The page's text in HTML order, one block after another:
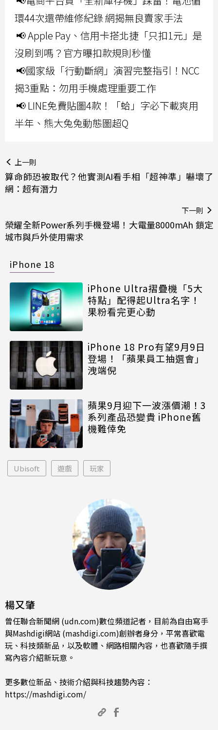
環44次還帶維修紀錄 網揭無良賣家手法
📢 Apple Pay、信用卡搭北捷「只扣1元」是
沒刷到嗎？官方曝扣款規則秒懂
📢國家級「行動斷網」演習完整指引！NCC
揭3重點：勿用手機處理重要工作
📢 LINE免費貼圖4款！「蛤」字必下載爽用
半年、熊大兔兔動態圖超Q
上一則
算命師恐被取代？他實測AI看手相「超神準」嚇壞了
網：超有潛力
下一則
榮耀全新Power系列手機登場！大電量8000mAh 鎖定
城市與戶外使用需求
iPhone 18
iPhone Ultra摺疊機「5大
特點」配得起Ultra名字！
果粉看完更心動
iPhone 18 Pro有望9月9日
登場！「蘋果員工抽選會」
洩端倪
蘋果9月迎下一波漲價潮！3
系列產品恐變貴 iPhone舊
機難倖免
Ubisoft 遊戲 玩家
楊又肇
曾任聯合新聞網 (udn.com)數位頻道記者，目前為自由寫手
與Mashdigi網站 (mashdigi.com)創辦者身分，平常喜歡電
玩、科技類新品，以及軟體、網路相關內容，也喜歡隨手撰
寫內容介紹新玩意。
更多數位新品、技術介紹與科技趨勢內容：
https://mashdigi.com/